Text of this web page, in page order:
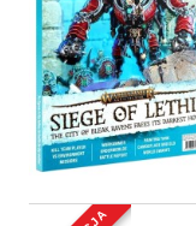
promocja